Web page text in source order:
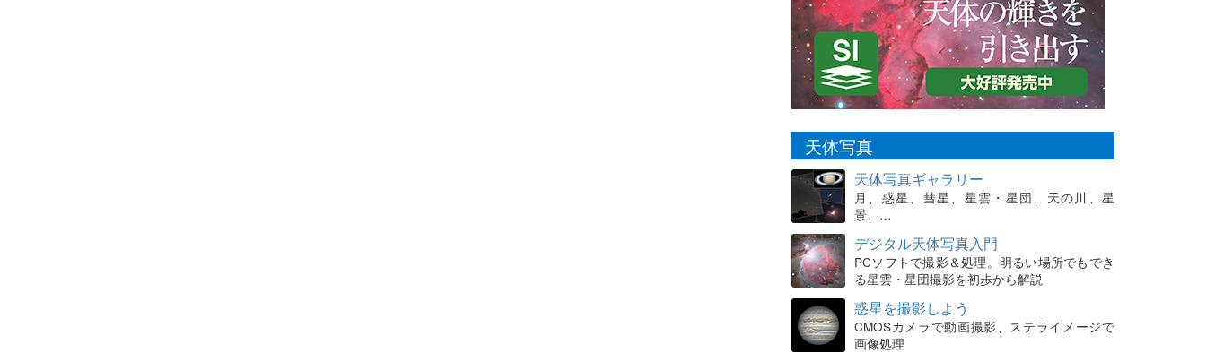
天体写真
天体写真ギャラリー
月、惑星、彗星、星雲・星団、天の川、星
景、…
デジタル天体写真入門
PCソフトで撮影＆処理。明るい場所でもでき
る星雲・星団撮影を初歩から解説
惑星を撮影しよう
CMOSカメラで動画撮影、ステライメージで
画像処理